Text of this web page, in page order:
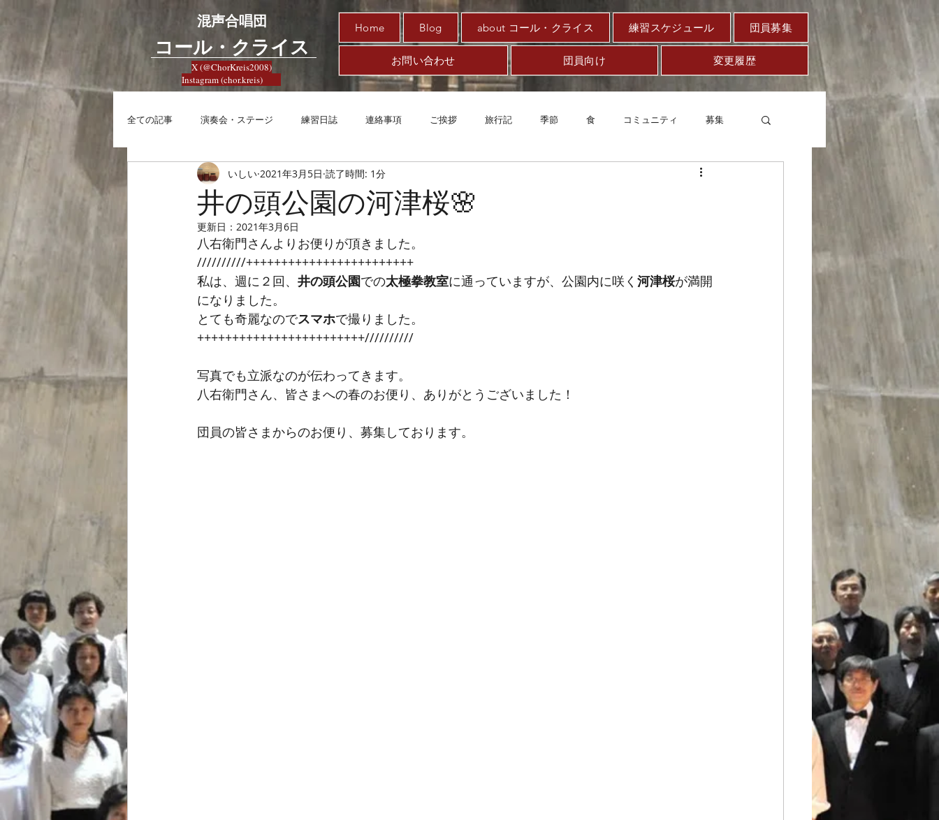
混声合唱団
​コール・クライス
X (@ChorKreis2008)
Instagram (chor.kreis)
Home Blog about コール・クライス 練習スケジュール 団員募集
お問い合わせ 団員向け 変更履歴
全ての記事 演奏会・ステージ 練習日誌 連絡事項 ご挨拶 旅行記 季節 食 コミュニティ 募集
興味 合唱への想い 趣味 対新型コロナ
井の頭公園の河津桜🌸
いしい 2021年3月5日 読了時間: 1分
更新日： 2021年3月6日
八右衛門さんよりお便りが頂きました。
//////////++++++++++++++++++++++++
私は、週に２回、 井の頭公園での太極拳教室に通っていますが、公園内に咲く 河津桜が満開
になりました。
とても奇麗なのでスマホで撮りました。
++++++++++++++++++++++++//////////
写真でも立派なのが伝わってきます。
八右衛門さん、皆さまへの春のお便り、ありがとうございました！
団員の皆さまからのお便り、募集しております。